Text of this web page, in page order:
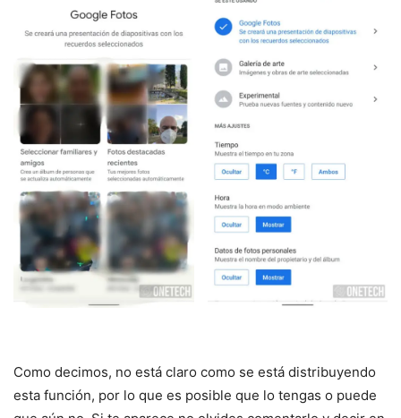
Como decimos, no está claro como se está distribuyendo
esta función, por lo que es posible que lo tengas o puede